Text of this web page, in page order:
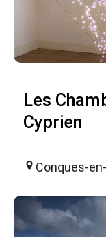
Les
Cyprien
Conques-